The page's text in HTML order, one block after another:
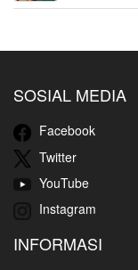
SOSIAL MEDIA
Facebook
Twitter
YouTube
Instagram
INFORMASI